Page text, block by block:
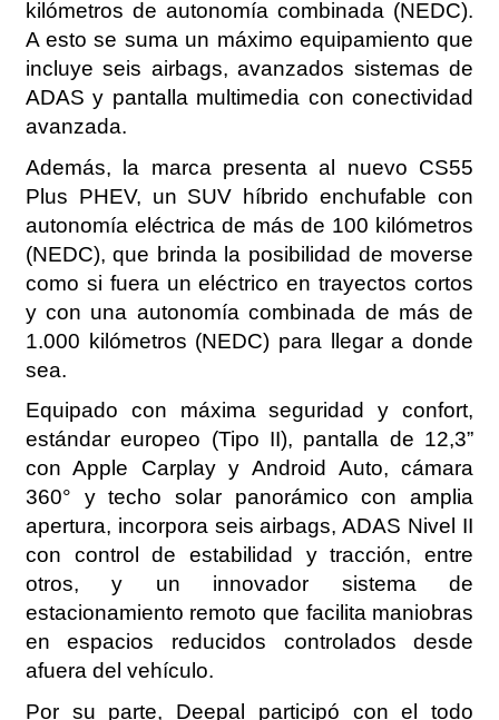
kilómetros de autonomía combinada (NEDC).
A esto se suma un máximo equipamiento que
incluye seis airbags, avanzados sistemas de
ADAS y pantalla multimedia con conectividad
avanzada.
Además, la marca presenta al nuevo CS55
Plus PHEV, un SUV híbrido enchufable con
autonomía eléctrica de más de 100 kilómetros
(NEDC), que brinda la posibilidad de moverse
como si fuera un eléctrico en trayectos cortos
y con una autonomía combinada de más de
1.000 kilómetros (NEDC) para llegar a donde
sea.
Equipado con máxima seguridad y confort,
estándar europeo (Tipo II), pantalla de 12,3”
con Apple Carplay y Android Auto, cámara
360° y techo solar panorámico con amplia
apertura, incorpora seis airbags, ADAS Nivel II
con control de estabilidad y tracción, entre
otros, y un innovador sistema de
estacionamiento remoto que facilita maniobras
en espacios reducidos controlados desde
afuera del vehículo.
Por su parte, Deepal participó con el todo